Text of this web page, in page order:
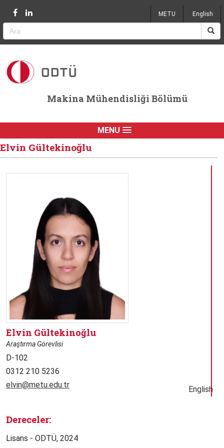
METU English
Makina Mühendisliği Bölümü
MENU
Elvin Gültekinoğlu
Elvin Gültekinoğlu
Araştırma Görevlisi
D-102
0312 210 5236
elvin@metu.edu.tr
English
Dereceler:
Lisans - ODTÜ, 2024